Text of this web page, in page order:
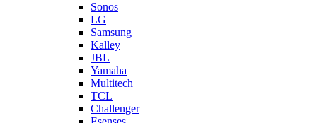
Sonos
LG
Samsung
Kalley
JBL
Yamaha
Multitech
TCL
Challenger